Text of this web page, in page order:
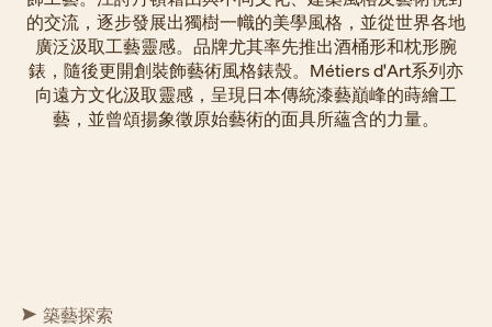
的交流，逐步發展出獨樹一幟的美學風格，並從世界各地
廣泛汲取工藝靈感。品牌尤其率先推出酒桶形和枕形腕
錶，隨後更開創裝飾藝術風格錶殼。Métiers d'Art系列亦
向遠方文化汲取靈感，呈現日本傳統漆藝巔峰的蒔繪工
藝，並曾頌揚象徵原始藝術的面具所蘊含的力量。
築藝探索